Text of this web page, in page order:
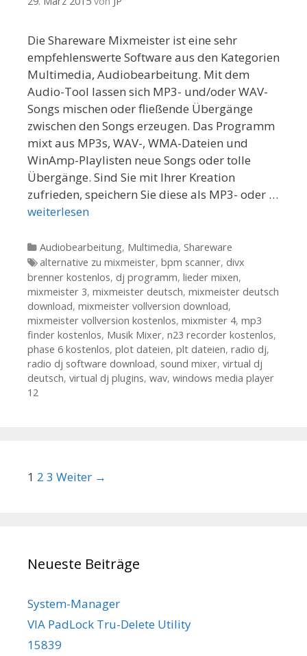
Die Shareware Mixmeister ist eine sehr
empfehlenswerte Software aus den Kategorien
Multimedia, Audiobearbeitung. Mit dem
Audio-Tool lassen sich MP3- und/oder WAV-
Songs mischen oder fließende Übergänge
zwischen den Songs erzeugen. Das Programm
mixt aus MP3s, WAV-, WMA-Dateien und
WinAmp-Playlisten neue Songs oder tolle
Übergänge. Sind Sie mit Ihrer Kreation
zufrieden, speichern Sie diese als MP3- oder …
weiterlesen
Kategorien
Audiobearbeitung, Multimedia, Shareware
Tags
alternative zu mixmeister, bpm scanner, divx
brenner kostenlos, dj programm, lieder mixen,
mixmeister 3, mixmeister deutsch, mixmeister deutsch
download, mixmeister vollversion download,
mixmeister vollversion kostenlos, mixmister 4, mp3
finder kostenlos, Musik Mixer, n23 recorder kostenlos,
phase 6 kostenlos, plot dateien, plt dateien, radio dj,
radio dj software download, sound mixer, virtual dj
deutsch, virtual dj plugins, wav, windows media player
12
Beitrags-Navigation
1 2 3 Weiter →
Neueste Beiträge
System-Manager
VIA PadLock Tru-Delete Utility
15839